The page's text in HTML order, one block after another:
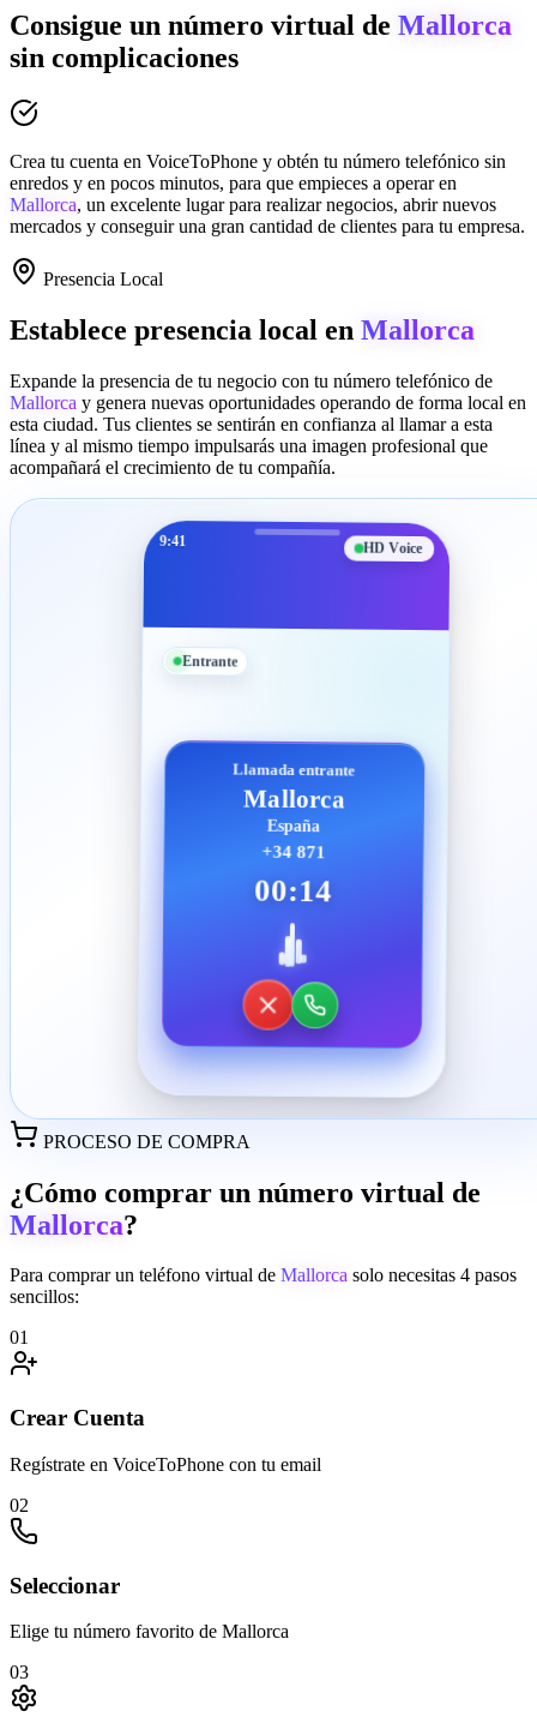
Consigue un número virtual de Mallorca
sin complicaciones
Crea tu cuenta en VoiceToPhone y obtén tu número telefónico sin
enredos y en pocos minutos, para que empieces a operar en
Mallorca, un excelente lugar para realizar negocios, abrir nuevos
mercados y conseguir una gran cantidad de clientes para tu empresa.
Presencia Local
Establece presencia local en Mallorca
Expande la presencia de tu negocio con tu número telefónico de
Mallorca y genera nuevas oportunidades operando de forma local en
esta ciudad. Tus clientes se sentirán en confianza al llamar a esta
línea y al mismo tiempo impulsarás una imagen profesional que
acompañará el crecimiento de tu compañía.
9:41 HD Voice
Entrante
Llamada entrante
Mallorca
España
+34 871
00:14
PROCESO DE COMPRA
¿Cómo comprar un número virtual de
Mallorca?
Para comprar un teléfono virtual de Mallorca solo necesitas 4 pasos
sencillos:
01
Crear Cuenta
Regístrate en VoiceToPhone con tu email
02
Seleccionar
Elige tu número favorito de Mallorca
03